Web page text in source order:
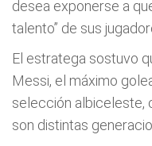
desea exponerse a
talento” de sus
El estratega sostuvo
Messi, el máximo
selección albiceleste,
son distintas